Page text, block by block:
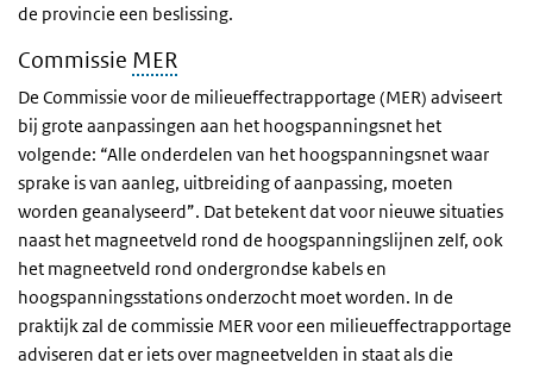
de provincie een beslissing.
Commissie MER
De Commissie voor de milieueffectrapportage (MER) adviseert
bij grote aanpassingen aan het hoogspanningsnet het
volgende: “Alle onderdelen van het hoogspanningsnet waar
sprake is van aanleg, uitbreiding of aanpassing, moeten
worden geanalyseerd”. Dat betekent dat voor nieuwe situaties
naast het magneetveld rond de hoogspanningslijnen zelf, ook
het magneetveld rond ondergrondse kabels en
hoogspanningsstations onderzocht moet worden. In de
praktijk zal de commissie MER voor een milieueffectrapportage
adviseren dat er iets over magneetvelden in staat als die